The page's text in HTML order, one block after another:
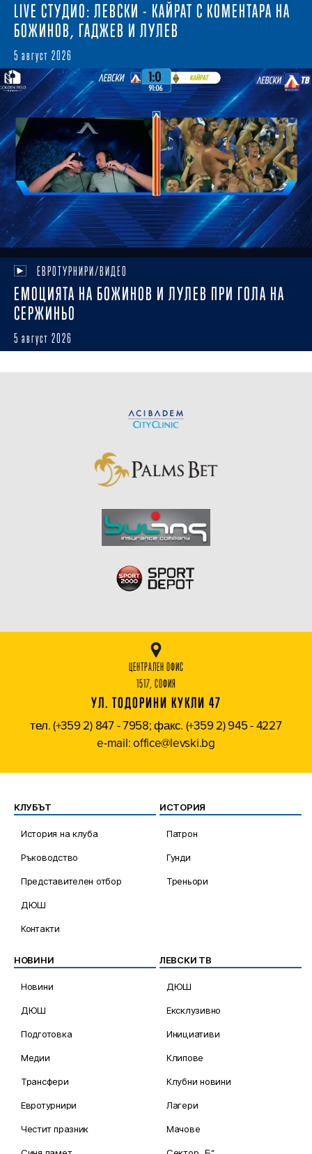
LIVE СТУДИО: ЛЕВСКИ - КАЙРАТ С КОМЕНТАРА НА
БОЖИНОВ, ГАДЖЕВ И ЛУЛЕВ
5 август 2026
ЕВРОТУРНИРИ/ВИДЕО
ЕМОЦИЯТА НА БОЖИНОВ И ЛУЛЕВ ПРИ ГОЛА НА
СЕРЖИНЬО
5 август 2026
ЦЕНТРАЛЕН ОФИС
1517, СОФИЯ
УЛ. ТОДОРИНИ КУКЛИ 47
тел. (+359 2) 847 - 7958; факс. (+359 2) 945 - 4227
e-mail: office@levski.bg
КЛУБЪТ
История на клуба
Ръководство
Представителен отбор
ДЮШ
Контакти
ИСТОРИЯ
Патрон
Гунди
Треньори
НОВИНИ
Новини
ДЮШ
Подготовка
Медии
Трансфери
Евротурнири
Честит празник
ЛЕВСКИ ТВ
ДЮШ
Ексклузивно
Инициативи
Клипове
Клубни новини
Лагери
Мачове